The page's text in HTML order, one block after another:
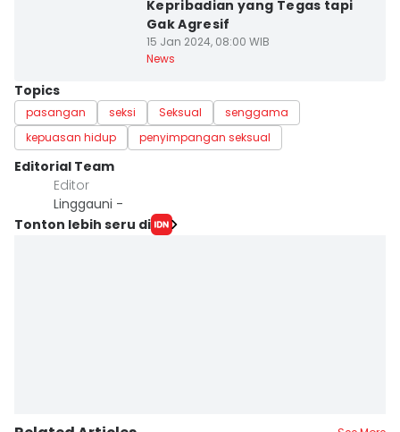
Kepribadian yang Tegas tapi
Gak Agresif
15 Jan 2024, 08:00 WIB
News
Topics
pasangan seksi Seksual
senggama
kepuasan hidup
penyimpangan seksual
Editorial Team
Editor
Linggauni -
Tonton lebih seru di